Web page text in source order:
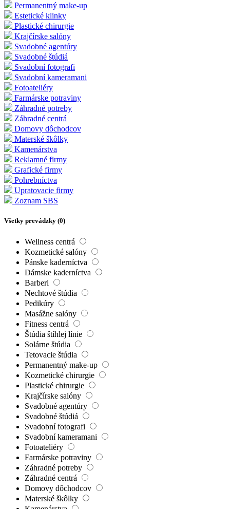
Permanentný make-up
Estetické klinky
Plastické chirurgie
Krajčírske salóny
Svadobné agentúry
Svadobné štúdiá
Svadobní fotografi
Svadobní kameramani
Fotoateliéry
Farmárske potraviny
Záhradné potreby
Záhradné centrá
Domovy dôchodcov
Materské škôlky
Kamenárstva
Reklamné firmy
Grafické firmy
Pohrebníctva
Upratovacie firmy
Zoznam SBS
Všetky prevádzky (0)
Wellness centrá
Kozmetické salóny
Pánske kaderníctva
Dámske kaderníctva
Barberi
Nechtové štúdia
Pedikúry
Masážne salóny
Fitness centrá
Štúdia štíhlej línie
Solárne štúdia
Tetovacie štúdia
Permanentný make-up
Kozmetické chirurgie
Plastické chirurgie
Krajčírske salóny
Svadobné agentúry
Svadobné štúdiá
Svadobní fotografi
Svadobní kameramani
Fotoateliéry
Farmárske potraviny
Záhradné potreby
Záhradné centrá
Domovy dôchodcov
Materské škôlky